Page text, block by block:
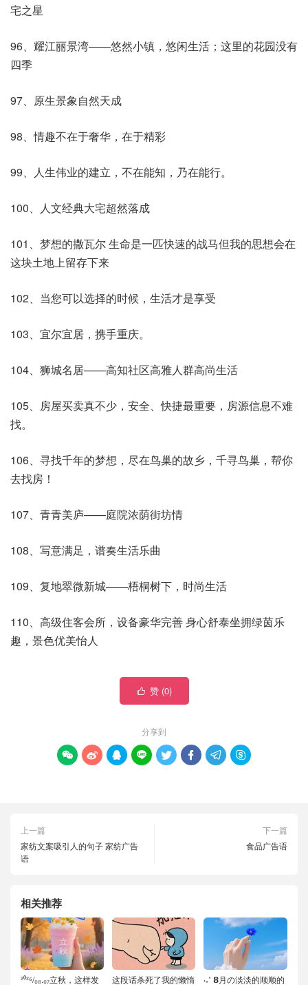
宅之星
96、耀江丽景湾——悠然小镇，悠闲生活；这里的花园没有
四季
97、原生景象自然天成
98、情趣不在于奢华，在于精彩
99、人生伟业的建立，不在能知，乃在能行。
100、人文经典大宅超然落成
101、梦想的撒瓦尔 生命是一匹快速的战马但我的思想会在
这块土地上留存下来
102、当您可以选择的时候，生活才是享受
103、宜尔宜居，携手重庆。
104、狮城名居——高知社区高雅人群高尚生活
105、房屋买卖真不少，安全、快捷最重要，房源信息不难
找。
106、寻找千年的梦想，尽在鸟巢的故乡，千寻鸟巢，帮你
去找房！
107、青青美庐——庭院浓荫街坊情
108、写意满足，谱奏生活乐曲
109、复地翠微新城——梧桐树下，时尚生活
110、高级住客会所，设备豪华完善 身心舒泰坐拥绿茵乐
趣，景色优美怡人
 赞 (0)
分享到
       
上一篇
家纺文案吸引人的句子 家纺广告
语
下一篇
食品广告语
相关推荐
²⁰²⁶/₀₈.₀₇立秋，这样发 这段话杀死了我的懒惰 ‧₊˚ 𝟴月の淡淡的顺顺的